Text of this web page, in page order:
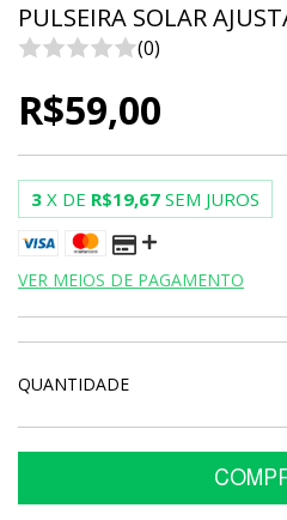
PULSEIRA SOLAR
(0)
R$59,00
3 X DE R$19,67 SEM JUROS
VER MEIOS DE PAGAMENTO
QUANTIDADE